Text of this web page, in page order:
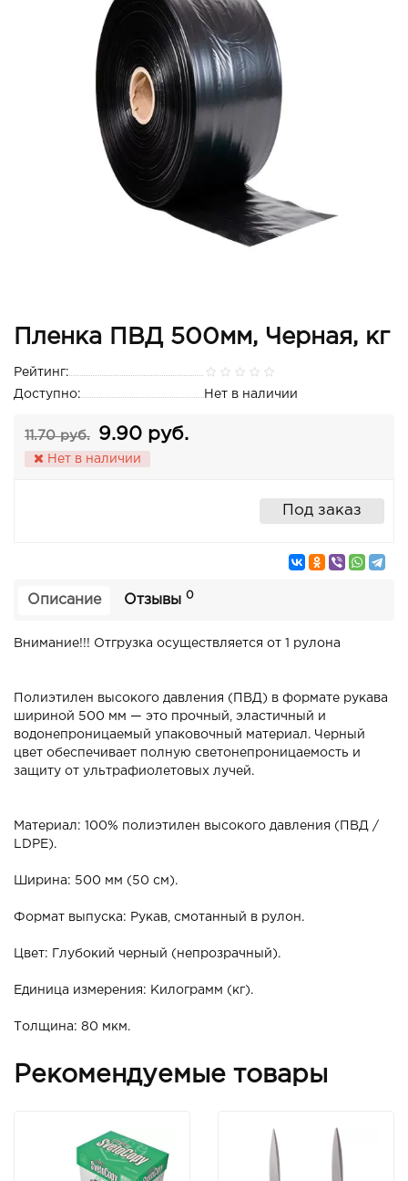
Пленка ПВД 500мм, Черная, кг
Рейтинг:
Доступно:
Нет в наличии
11.70 руб. 9.90 руб.
Нет в наличии
Под заказ
Описание Отзывы 0
Внимание!!! Отгрузка осуществляется от 1 рулона
Полиэтилен высокого давления (ПВД) в формате рукава
шириной 500 мм — это прочный, эластичный и
водонепроницаемый упаковочный материал. Черный
цвет обеспечивает полную светонепроницаемость и
защиту от ультрафиолетовых лучей.
Материал: 100% полиэтилен высокого давления (ПВД /
LDPE).
Ширина: 500 мм (50 см).
Формат выпуска: Рукав, смотанный в рулон.
Цвет: Глубокий черный (непрозрачный).
Единица измерения: Килограмм (кг).
Толщина: 80 мкм.
Рекомендуемые товары